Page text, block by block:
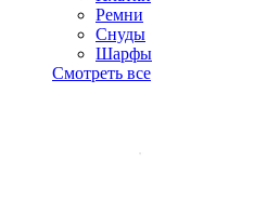
Ремни
Снуды
Шарфы
Смотреть все